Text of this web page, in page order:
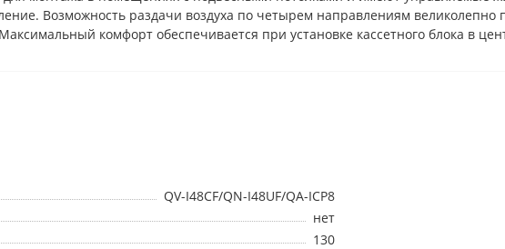
Возможность раздачи воздуха по четырем направлениям великолепно
комфорт обеспечивается при установке кассетного блока в
QV-I48CF/QN-I48UF/QA-ICP8
нет
130